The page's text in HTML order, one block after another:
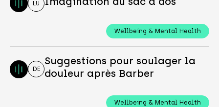
LU
Wellbeing & Mental Health
DE
Suggestions pour soulager la
douleur après Barber
Wellbeing & Mental Health